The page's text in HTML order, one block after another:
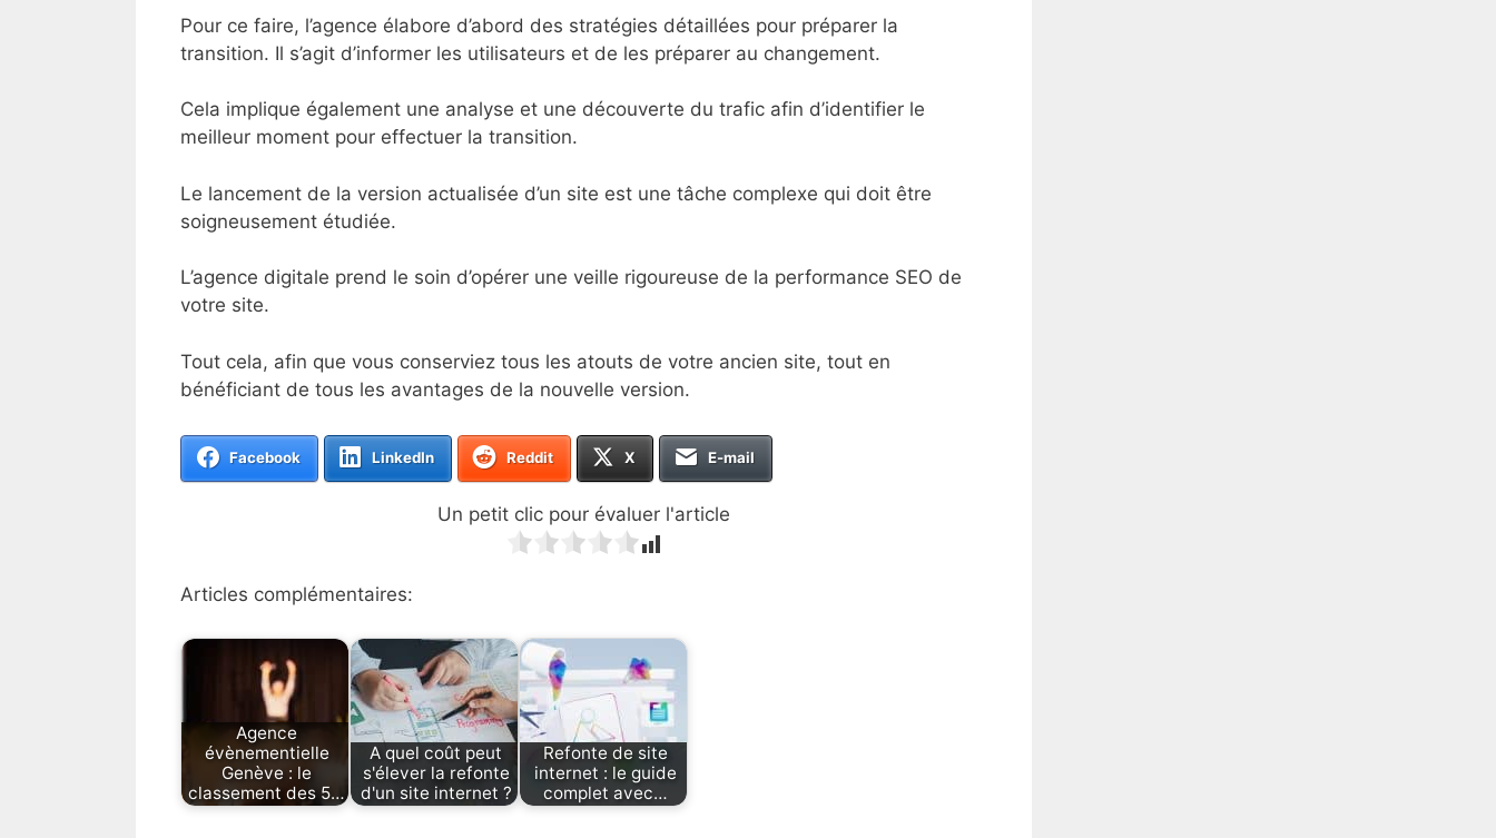
Pour ce faire, l’agence élabore d’abord des stratégies détaillées pour préparer la
transition. Il s’agit d’informer les utilisateurs et de les préparer au changement.
Cela implique également une analyse et une découverte du trafic afin d’identifier le
meilleur moment pour effectuer la transition.
Le lancement de la version actualisée d’un site est une tâche complexe qui doit être
soigneusement étudiée.
L’agence digitale prend le soin d’opérer une veille rigoureuse de la performance SEO de
votre site.
Tout cela, afin que vous conserviez tous les atouts de votre ancien site, tout en
bénéficiant de tous les avantages de la nouvelle version.
Facebook LinkedIn Reddit X E-mail
Un petit clic pour évaluer l'article
Articles complémentaires:
Agence
évènementielle
Genève : le
classement des 5…
A quel coût peut
s'élever la refonte
d'un site internet ?
Refonte de site
internet : le guide
complet avec…